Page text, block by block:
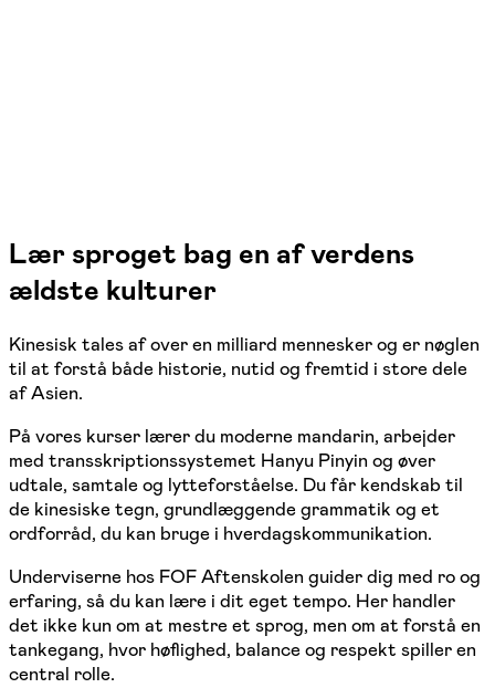
Lær sproget bag en af verdens
ældste kulturer
Kinesisk tales af over en milliard mennesker og er nøglen
til at forstå både historie, nutid og fremtid i store dele
af Asien.
På vores kurser lærer du moderne mandarin, arbejder
med transskriptionssystemet Hanyu Pinyin og øver
udtale, samtale og lytteforståelse. Du får kendskab til
de kinesiske tegn, grundlæggende grammatik og et
ordforråd, du kan bruge i hverdagskommunikation.
Underviserne hos FOF Aftenskolen guider dig med ro og
erfaring, så du kan lære i dit eget tempo. Her handler
det ikke kun om at mestre et sprog, men om at forstå en
tankegang, hvor høflighed, balance og respekt spiller en
central rolle.